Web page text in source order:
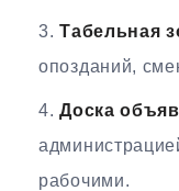
Табельная
опозданий,
Доска
рабочими.